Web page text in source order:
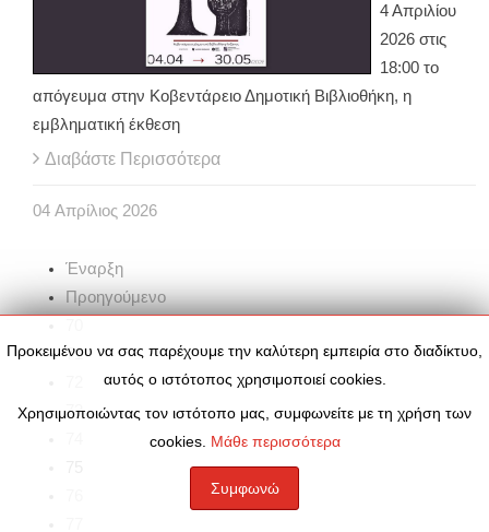
4 Απριλίου
2026 στις
18:00 το
απόγευμα στην Κοβεντάρειο Δημοτική Βιβλιοθήκη, η
εμβληματική έκθεση
Διαβάστε Περισσότερα
04 Απρίλιος 2026
Έναρξη
Προηγούμενο
71
73
Προκειμένου να σας παρέχουμε την καλύτερη εμπειρία στο διαδίκτυο,
αυτός ο ιστότοπος χρησιμοποιεί cookies.
Χρησιμοποιώντας τον ιστότοπο μας, συμφωνείτε με τη χρήση των
cookies. Μάθε περισσότερα
Συμφωνώ